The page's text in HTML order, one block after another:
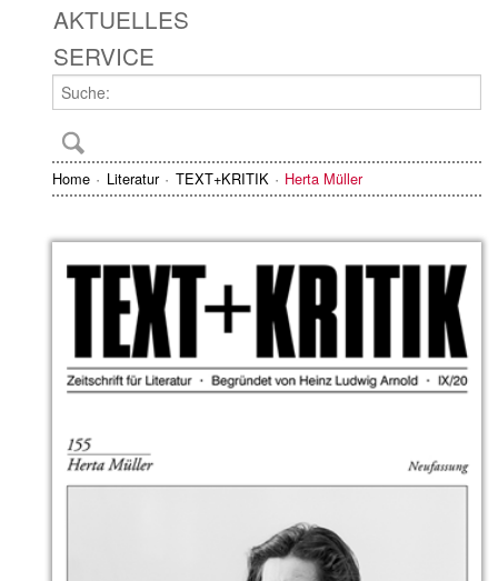
AKTUELLES
SERVICE
Home Literatur TEXT+KRITIK Herta Müller